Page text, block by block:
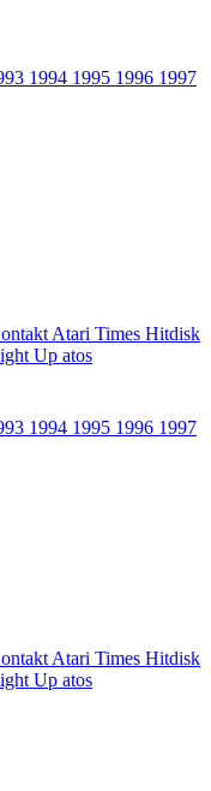
1994 1995 1996 1997
Atari Times Hitdisk
Up atos
1994 1995 1996 1997
Atari Times Hitdisk
Up atos